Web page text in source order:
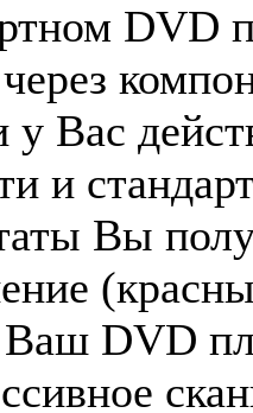
DVD
у Вас
и
Вы
DVD